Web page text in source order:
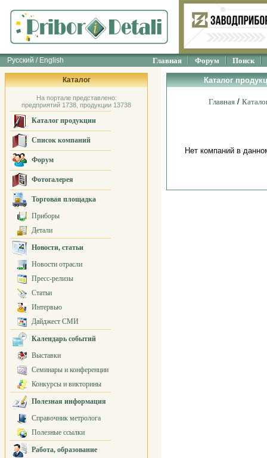
Русский / English Главная Форум Поиск
Каталог
На портале представлено:
предприятий 1738, продукции 13738
Каталог продукции
Список компаний
Форум
Фотогалерея
Торговая площадка
Приборы
Детали
Новости, статьи
Новости отрасли
Пресс-релизы
Статьи
Интервью
Дайджест СМИ
Календарь событий
Выставки
Семинары и конференции
Конкурсы и викторины
Полезная информация
Справочник метролога
Полезные ссылки
Работа, образование
Каталог
Главная /
Нет компаний в